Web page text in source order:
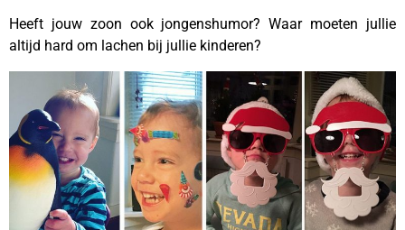
Heeft jouw zoon ook jongenshumor? Waar moeten jullie
altijd hard om lachen bij jullie kinderen?